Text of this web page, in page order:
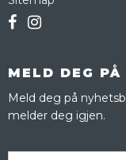
MELD DEG
Meld deg på
melder deg igjen.